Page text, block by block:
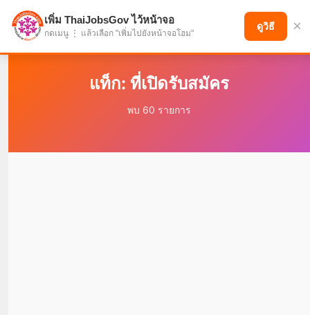
แบ่งปันโอกาส เพื่ออนาคตที่ก้าวหน้า
แท็ก: ที่เปิดรับสมัคร
พบ 60 รายการ
เพิ่ม ThaiJobsGov ไว้หน้าจอ
กดเมนู ⋮ แล้วเลือก "เพิ่มไปยังหน้าจอโฮม"
ดูวิธี ×